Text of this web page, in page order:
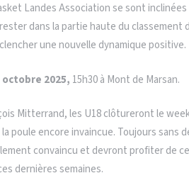
Landes Association se sont
dans la partie haute du
une nouvelle dynamique positive.
octobre 2025, 15h30 à Mont de Marsan.
Mitterrand, les U18 clôtureront le
poule encore invaincue. Toujours sans
convaincu et devront profiter de
dernières semaines.